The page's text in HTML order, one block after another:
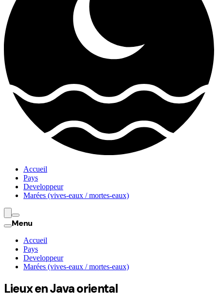
Accueil
Pays
Developpeur
Marées (vives-eaux / mortes-eaux)
Menu
Accueil
Pays
Developpeur
Marées (vives-eaux / mortes-eaux)
Lieux en Java oriental